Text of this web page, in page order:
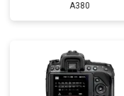
A380